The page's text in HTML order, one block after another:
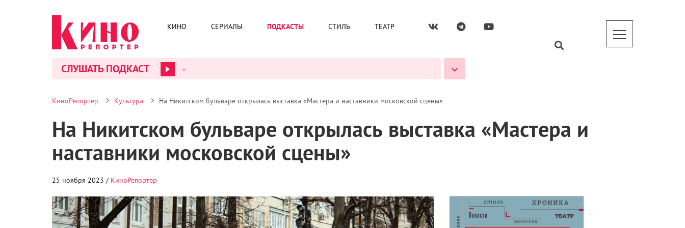
КИНО СЕРИАЛЫ ПОДКАСТЫ СТИЛЬ ТЕАТР
СЛУШАТЬ ПОДКАСТ
КиноРепортер > Культура > На Никитском бульваре открылась выставка «Мастера и наставники московской сцены»
На Никитском бульваре открылась выставка «Мастера и
наставники московской сцены»
25 ноября 2023 / КиноРепортер